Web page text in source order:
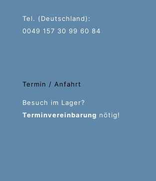
Tel. (Deutschland):
0049 157 30 99 60 84
Termin / Anfahrt
Besuch im Lager?
Terminvereinbarung nötig!